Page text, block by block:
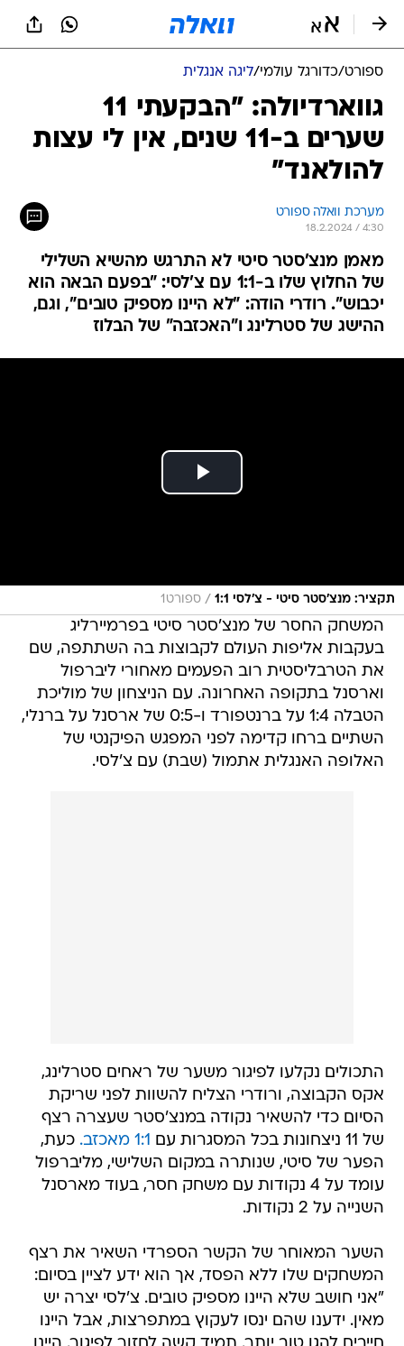
ספורט/כדורגל עולמי/ליגה אנגלית
גווארדיולה: "הבקעתי 11
שערים ב-11 שנים, אין לי עצות
להולאנד"
מערכת וואלה ספורט
18.2.2024 / 4:30
מאמן מנצ'סטר סיטי לא התרגש מהשיא השלילי
של החלוץ שלו ב-1:1 עם צ'לסי: "בפעם הבאה הוא
יכבוש". רודרי הודה: "לא היינו מספיק טובים", וגם,
ההישג של סטרלינג ו"האכזבה" של הבלוז
תקציר: מנצ'סטר סיטי - צ'לסי 1:1 / ספורט1
המשחק החסר של מנצ'סטר סיטי בפרמיירליג
בעקבות אליפות העולם לקבוצות בה השתתפה, שם
את הטרבליסטית רוב הפעמים מאחורי ליברפול
וארסנל בתקופה האחרונה. עם הניצחון של מוליכת
הטבלה 1:4 על ברנטפורד ו-0:5 של ארסנל על ברנלי,
השתיים ברחו קדימה לפני המפגש הפיקנטי של
האלופה האנגלית אתמול (שבת) עם צ'לסי.
התכולים נקלעו לפיגור משער של ראחים סטרלינג,
אקס הקבוצה, ורודרי הצליח להשוות לפני שריקת
הסיום כדי להשאיר נקודה במנצ'סטר שעצרה רצף
של 11 ניצחונות בכל המסגרות עם
1:1 מאכזב.
כעת,
הפער של סיטי, שנותרה במקום השלישי, מליברפול
עומד על 4 נקודות עם משחק חסר, בעוד מארסנל
השנייה על 2 נקודות.
השער המאוחר של הקשר הספרדי השאיר את רצף
המשחקים שלו ללא הפסד, אך הוא ידע לציין בסיום:
"אני חושב שלא היינו מספיק טובים. צ'לסי יצרה יש
מאין. ידענו שהם ינסו לעקוץ במתפרצות, אבל היינו